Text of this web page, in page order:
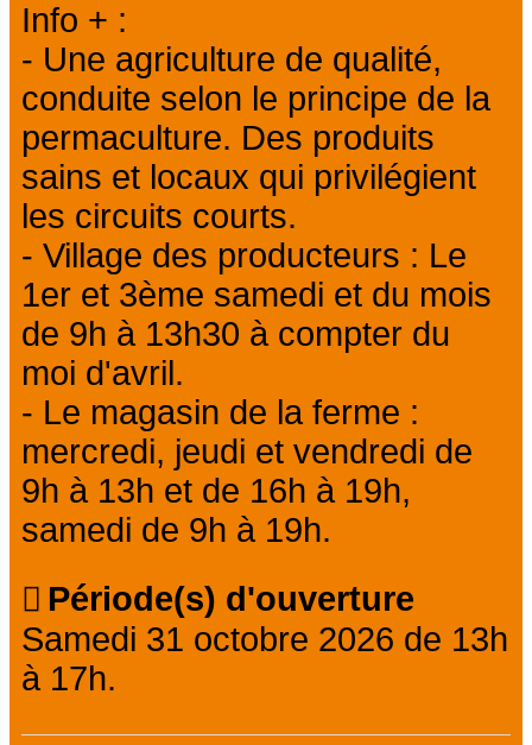
Info + :
- Une agriculture de qualité,
conduite selon le principe de la
permaculture. Des produits
sains et locaux qui privilégient
les circuits courts.
- Village des producteurs : Le
1er et 3ème samedi et du mois
de 9h à 13h30 à compter du
moi d'avril.
- Le magasin de la ferme :
mercredi, jeudi et vendredi de
9h à 13h et de 16h à 19h,
samedi de 9h à 19h.
Période(s) d'ouverture
Samedi 31 octobre 2026 de 13h
à 17h.